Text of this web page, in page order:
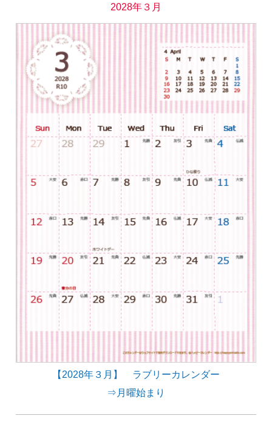
2028年３月
【2028年３月】 ラブリーカレンダー
⇒月曜始まり